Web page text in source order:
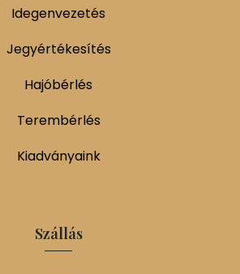
Idegenvezetés
Jegyértékesítés
Hajóbérlés
Terembérlés
Kiadványaink
Szállás